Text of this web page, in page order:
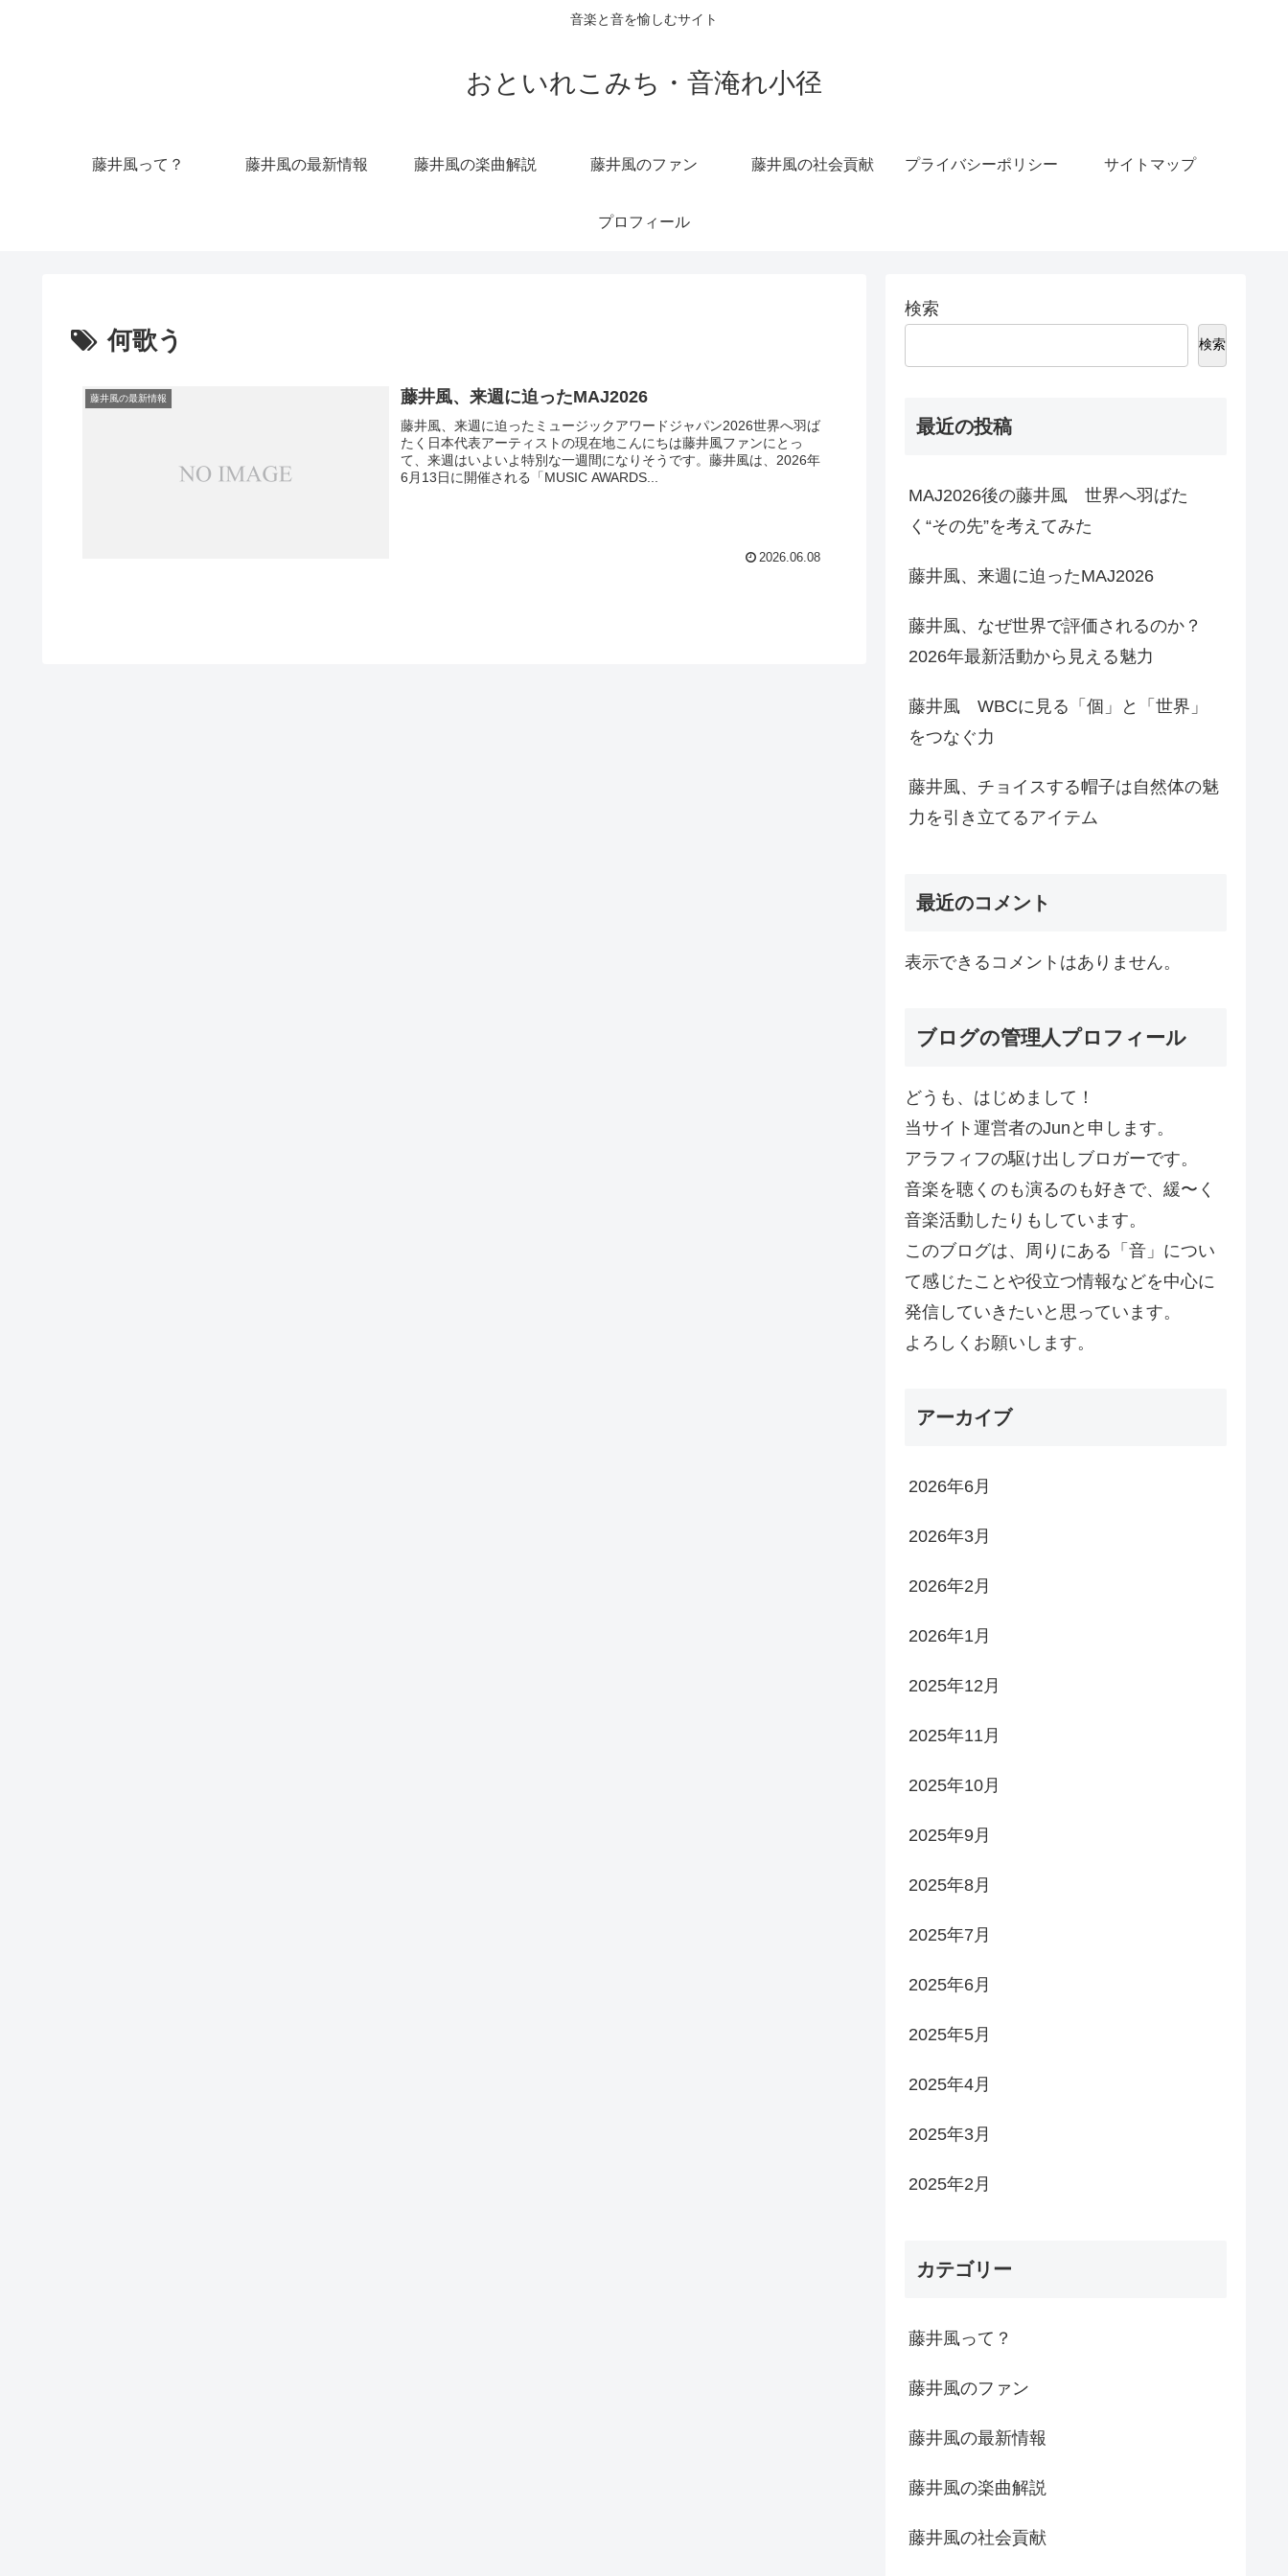
音楽と音を愉しむサイト
おといれこみち・音淹れ小径
藤井風って？ 藤井風の最新情報 藤井風の楽曲解説 藤井風のファン 藤井風の社会貢献 プライバシーポリシー サイトマップ
プロフィール
何歌う
藤井風の最新情報 藤井風、来週に迫ったMAJ2026
藤井風、来週に迫ったミュージックアワードジャパン2026世界へ羽ば
たく日本代表アーティストの現在地こんにちは藤井風ファンにとっ
て、来週はいよいよ特別な一週間になりそうです。藤井風は、2026年
6月13日に開催される「MUSIC AWARDS...
2026.06.08
検索
検索
最近の投稿
MAJ2026後の藤井風 世界へ羽ばた
く“その先”を考えてみた
藤井風、来週に迫ったMAJ2026
藤井風、なぜ世界で評価されるのか？
2026年最新活動から見える魅力
藤井風 WBCに見る「個」と「世界」
をつなぐ力
藤井風、チョイスする帽子は自然体の魅
力を引き立てるアイテム
最近のコメント
表示できるコメントはありません。
ブログの管理人プロフィール
どうも、はじめまして！
当サイト運営者のJunと申します。
アラフィフの駆け出しブロガーです。
音楽を聴くのも演るのも好きで、緩〜く
音楽活動したりもしています。
このブログは、周りにある「音」につい
て感じたことや役立つ情報などを中心に
発信していきたいと思っています。
よろしくお願いします。
アーカイブ
2026年6月
2026年3月
2026年2月
2026年1月
2025年12月
2025年11月
2025年10月
2025年9月
2025年8月
2025年7月
2025年6月
2025年5月
2025年4月
2025年3月
2025年2月
カテゴリー
藤井風って？
藤井風のファン
藤井風の最新情報
藤井風の楽曲解説
藤井風の社会貢献